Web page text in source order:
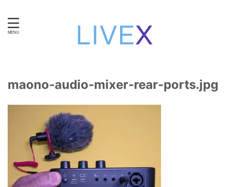
maono-audio-mixer-rear-ports.jpg